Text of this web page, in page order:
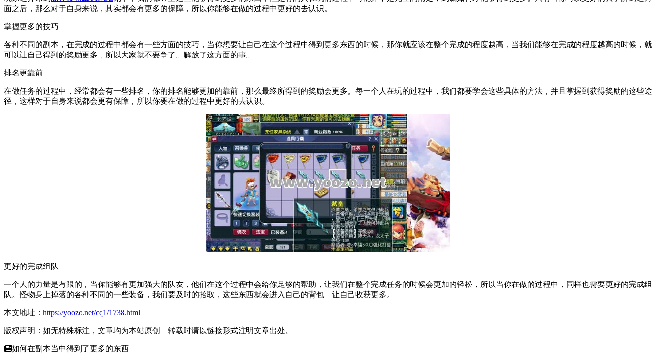
面之后，那么对于自身来说，其实都会有更多的保障，所以你能够在做的过程中更好的去认识。
掌握更多的技巧
各种不同的副本，在完成的过程中都会有一些方面的技巧，当你想要让自己在这个过程中得到更多东西的时候，那你就应该在整个完成的程度越高，当我们能够在完成的程度越高的时候，就
可以让自己得到的奖励更多，所以大家就不要争了。解放了这方面的事。
排名更靠前
在做任务的过程中，经常都会有一些排名，你的排名能够更加的靠前，那么最终所得到的奖励会更多。每一个人在玩的过程中，我们都要学会这些具体的方法，并且掌握到获得奖励的这些途
径，这样对于自身来说都会更有保障，所以你要在做的过程中更好的去认识。
更好的完成组队
一个人的力量是有限的，当你能够有更加强大的队友，他们在这个过程中会给你足够的帮助，让我们在整个完成任务的时候会更加的轻松，所以当你在做的过程中，同样也需要更好的完成组
队。怪物身上掉落的各种不同的一些装备，我们要及时的拾取，这些东西就会进入自己的背包，让自己收获更多。
本文地址： https://yoozo.net/cq1/1738.html
版权声明：如无特殊标注，文章均为本站原创，转载时请以链接形式注明文章出处。
如何在副本当中得到了更多的东西